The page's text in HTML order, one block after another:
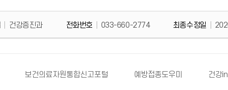
건강증진과 전화번호 033-660-2774 최종수정일
보건의료자원통합신고포털 예방접종도우미 건강in